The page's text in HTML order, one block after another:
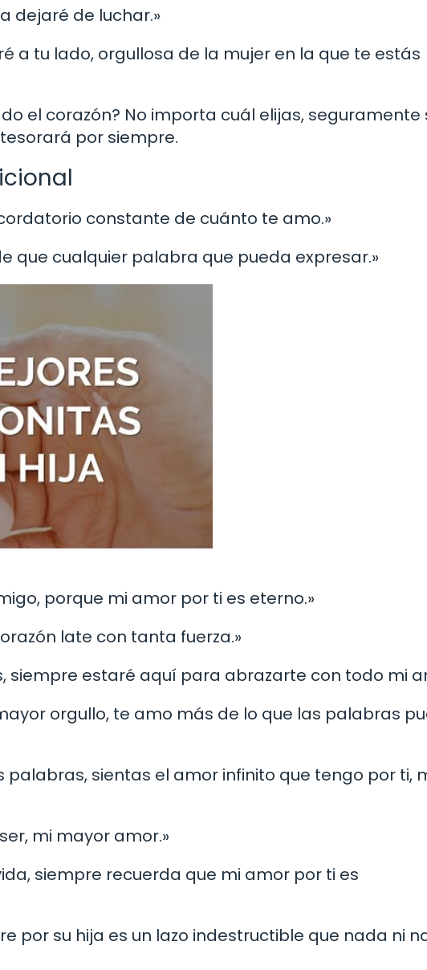
dejaré de luchar.»
a tu lado, orgullosa de la mujer en la que te estás
el corazón? No importa cuál elijas, seguramente
por siempre.
constante de cuánto te amo.»
que cualquier palabra que pueda expresar.»
porque mi amor por ti es eterno.»
late con tanta fuerza.»
siempre estaré aquí para abrazarte con todo mi
orgullo, te amo más de lo que las palabras
palabras, sientas el amor infinito que tengo por ti,
mi mayor amor.»
siempre recuerda que mi amor por ti es
por su hija es un lazo indestructible que nada ni